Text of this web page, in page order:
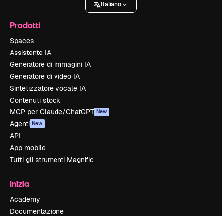
Italiano
Prodotti
Spaces
Assistente IA
Generatore di immagini IA
Generatore di video IA
Sintetizzatore vocale IA
Contenuti stock
MCP per Claude/ChatGPT New
Agenti New
API
App mobile
Tutti gli strumenti Magnific
Inizia
Academy
Documentazione